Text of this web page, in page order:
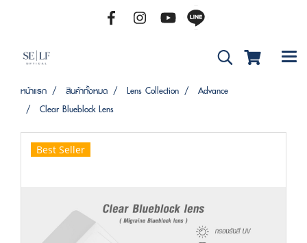
หน้าแรก สินค้าทั้งหมด Lens Collection
Advance
Clear Blueblock Lens
Best Seller